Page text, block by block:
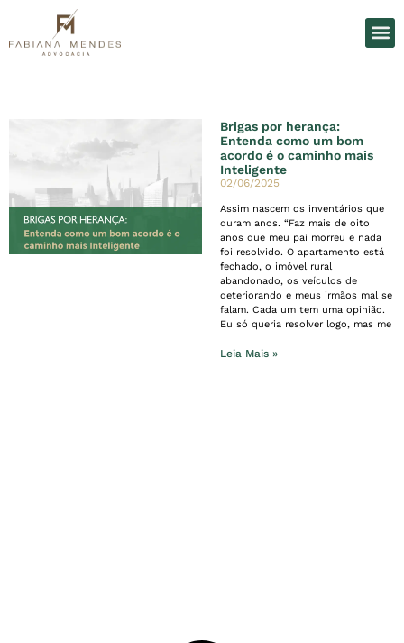
Brigas por herança:
Entenda como um bom
acordo é o caminho mais
Inteligente
02/06/2025
Assim nascem os inventários que
duram anos. “Faz mais de oito
anos que meu pai morreu e nada
foi resolvido. O apartamento está
fechado, o imóvel rural
abandonado, os veículos de
deteriorando e meus irmãos mal se
falam. Cada um tem uma opinião.
Eu só queria resolver logo, mas me
Leia Mais »